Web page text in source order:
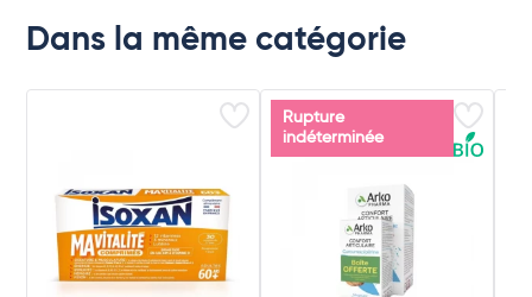
Dans la même catégorie
Rupture
indéterminée